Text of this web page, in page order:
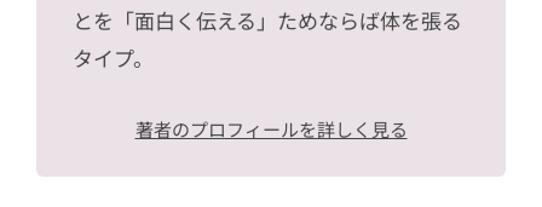
とを「面白く伝える」ためならば体を張る
タイプ。
著者のプロフィールを詳しく見る